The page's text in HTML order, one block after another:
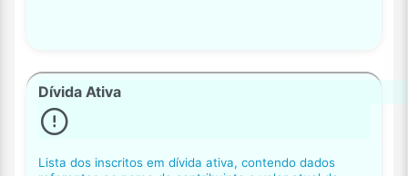
Dívida Ativa
Lista dos inscritos em dívida ativa, contendo dados